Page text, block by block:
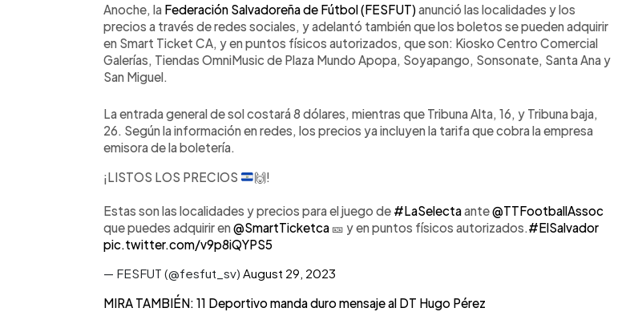
Anoche, la Federación Salvadoreña de Fútbol (FESFUT)anunció las localidades y los
precios a través de redes sociales, y adelantó también que los boletos se pueden adquirir
en Smart Ticket CA, y en puntos físicos autorizados, que son: Kiosko Centro Comercial
Galerías, Tiendas OmniMusic de Plaza Mundo Apopa, Soyapango, Sonsonate, Santa Ana y
San Miguel.
La entrada general de sol costará 8 dólares, mientras que Tribuna Alta, 16, y Tribuna baja,
26. Según la información en redes, los precios ya incluyen la tarifa que cobra la empresa
emisora de la boletería.
¡LISTOS LOS PRECIOS
🙌!
Estas son las localidades y precios para el juego de #LaSelectaante@TTFootballAssoc
que puedes adquirir en@SmartTicketca 🎫 y en puntos físicos autorizados. #ElSalvador
pic.twitter.com/v9p8iQYPS5
— FESFUT (@fesfut_sv) August 29, 2023
MIRA TAMBIÉN: 11 Deportivo manda duro mensaje al DT Hugo Pérez